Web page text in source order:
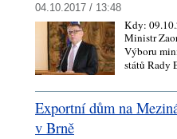
04.10.2017 / 13:48
Kdy:
Ministr
Výboru
států
Exportní dům na
v Brně